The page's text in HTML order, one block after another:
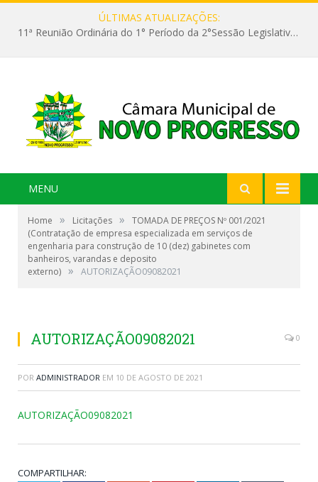
ÚLTIMAS ATUALIZAÇÕES:
11ª Reunião Ordinária do 1° Período da 2°Sessão Legislativa da 9ª Legislatura do Poder Legislativo
MENU
Home » Licitações »
TOMADA DE PREÇOS Nº 001/2021
(Contratação de empresa especializada em serviços de
engenharia para construção de 10 (dez) gabinetes com
banheiros, varandas e deposito
externo) » AUTORIZAÇÃO09082021
AUTORIZAÇÃO09082021 0
POR ADMINISTRADOR EM 10 DE AGOSTO DE 2021
AUTORIZAÇÃO09082021
COMPARTILHAR: